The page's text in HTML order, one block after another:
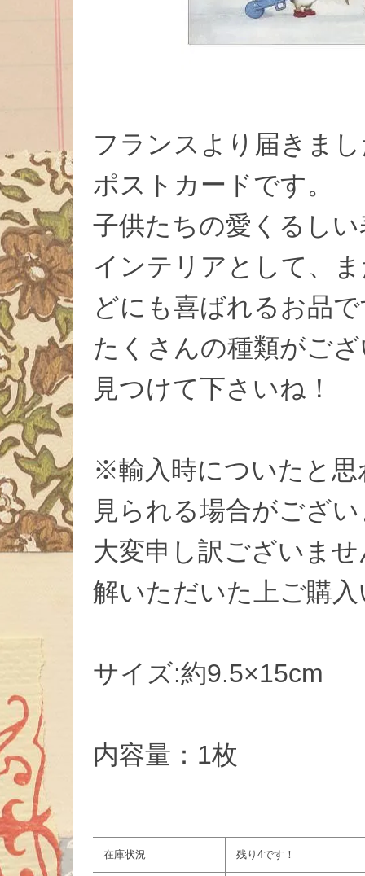
フランスより届きま
ポストカードです。
子供たちの愛くるし
インテリアとして、
どにも喜ばれるお品
たくさんの種類がご
見つけて下さいね！
※輸入時についたと
見られる場合がござ
大変申し訳ございま
解いただいた上ご購
サイズ:約9.5×15cm
内容量：1枚
在庫状況 残り4です！